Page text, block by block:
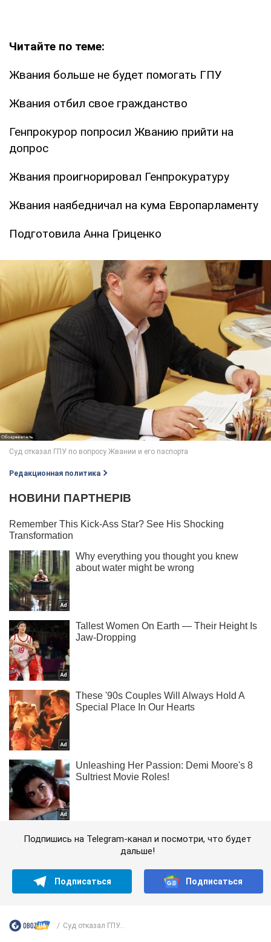
Читайте по теме:
Жвания больше не будет помогать ГПУ
Жвания отбил свое гражданство
Генпрокурор попросил Жванию прийти на
допрос
Жвания проигнорировал Генпрокуратуру
Жвания наябедничал на кума Европарламенту
Подготовила Анна Гриценко
Редакционная политика
Подпишись на Telegram-канал и посмотри, что будет
дальше!
Подписаться Подписаться
Суд отказал ГПУ...